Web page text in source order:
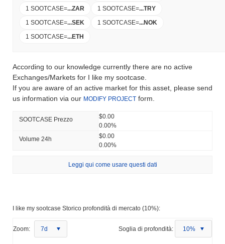
1 SOOTCASE=...ZAR 1 SOOTCASE=...TRY
1 SOOTCASE=...SEK 1 SOOTCASE=...NOK
1 SOOTCASE=...ETH
According to our knowledge currently there are no active
Exchanges/Markets for I like my sootcase.
If you are aware of an active market for this asset, please send
us information via our MODIFY PROJECT form.
SOOTCASE Prezzo
$0.00
0.00%
Volume 24h
$0.00
0.00%
Leggi qui come usare questi dati
I like my sootcase Storico profondità di mercato (10%):
Zoom: 7d Soglia di profondità: 10%